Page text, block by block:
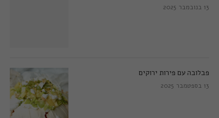
13 בנובמבר 2025
פבלובה עם פירות ירוקים
13 בספטמבר 2025